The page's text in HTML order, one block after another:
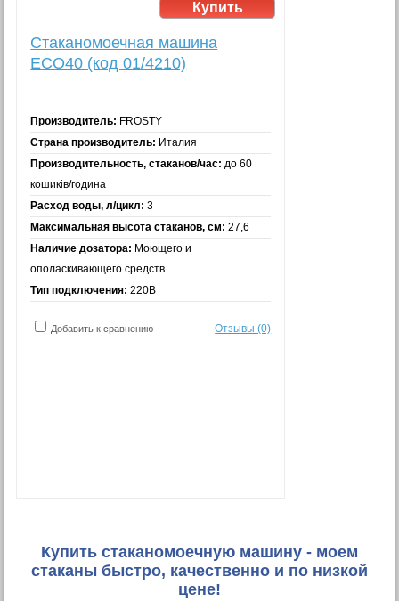
Стаканомоечная машина
ECO40 (код 01/4210)
Производитель: FROSTY
Страна производитель: Италия
Производительность, стаканов/час: до 60
кошиків/година
Расход воды, л/цикл: 3
Максимальная высота стаканов, см: 27,6
Наличие дозатора: Моющего и
ополаскивающего средств
Тип подключения: 220В
Добавить к сравнению Отзывы (0)
Купить стаканомоечную машину - моем
стаканы быстро, качественно и по низкой
цене!